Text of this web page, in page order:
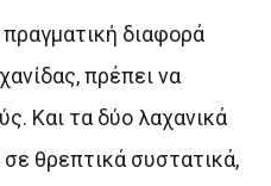
διαφορά
πρέπει να
Και τα δύο λαχανικά
θρεπτικά συστατικά,